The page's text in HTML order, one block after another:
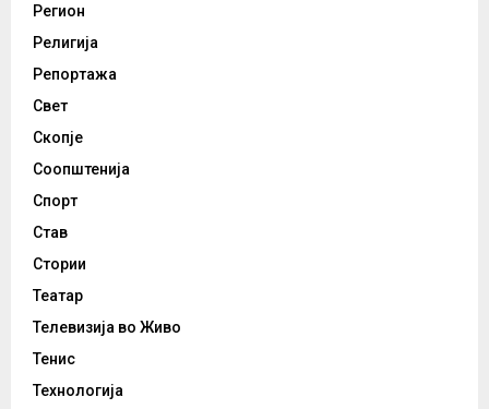
Регион
Религија
Репортажа
Свет
Скопје
Соопштенија
Спорт
Став
Стории
Театар
Телевизија во Живо
Тенис
Технологија